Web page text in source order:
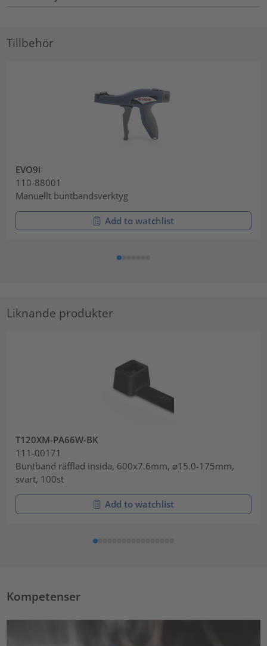
Tillbehör
EVO9i
110-88001
Manuellt buntbandsverktyg
Add to watchlist
Liknande produkter
T120XM-PA66W-BK
111-00171
Buntband räfflad insida, 600x7.6mm, ⌀15.0-175mm,
svart, 100st
Add to watchlist
Kompetenser